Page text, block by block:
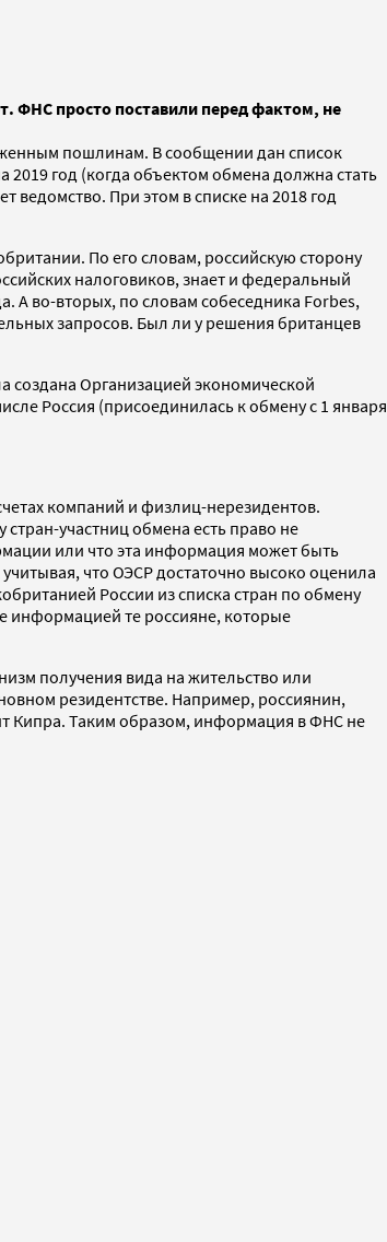
ФНС просто поставили перед фактом, не
пошлинам. В сообщении дан список
год (когда объектом обмена должна стать
ведомство. При этом в списке на 2018 год
По его словам, российскую сторону
налоговиков, знает и федеральный
А во-вторых, по словам собеседника Forbes,
запросов. Был ли у решения британцев
создана Организацией экономической
Россия (присоединилась к обмену с 1 января
компаний и физлиц-нерезидентов.
участниц обмена есть право не
или что эта информация может быть
что ОЭСР достаточно высоко оценила
России из списка стран по обмену
информацией те россияне, которые
получения вида на жительство или
резидентстве. Например, россиянин,
Кипра. Таким образом, информация в ФНС не